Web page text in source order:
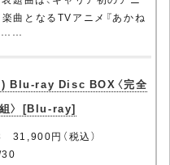
曲となるTVアニメ『あかね
……
) Blu-ray Disc BOX〈完全
〉 [Blu-ray]
円（税込）